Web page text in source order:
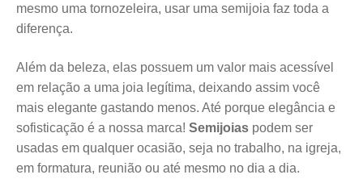
mesmo uma tornozeleira, usar uma semijoia faz toda a
diferença.
Além da beleza, elas possuem um valor mais acessível
em relação a uma joia legítima, deixando assim você
mais elegante gastando menos. Até porque elegância e
sofisticação é a nossa marca! Semijoias podem ser
usadas em qualquer ocasião, seja no trabalho, na igreja,
em formatura, reunião ou até mesmo no dia a dia.